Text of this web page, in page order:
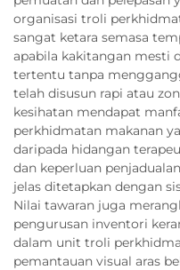
organisasi troli
sangat ketara semasa
apabila kakitangan mesti
tertentu tanpa
telah disusun rapi atau
kesihatan mendapat
perkhidmatan makanan
daripada hidangan
dan keperluan
jelas ditetapkan dengan
Nilai tawaran juga
pengurusan inventori
dalam unit troli
pemantauan visual aras